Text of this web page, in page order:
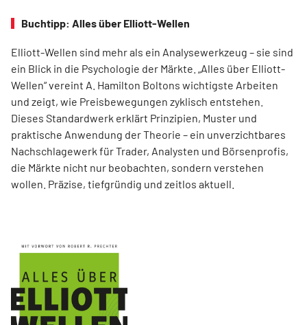
Buchtipp: Alles über Elliott-Wellen
Elliott-Wellen sind mehr als ein Analysewerkzeug – sie sind
ein Blick in die Psychologie der Märkte. „Alles über Elliott-
Wellen“ vereint A. Hamilton Boltons wichtigste Arbeiten
und zeigt, wie Preisbewegungen zyklisch entstehen.
Dieses Standardwerk erklärt Prinzipien, Muster und
praktische Anwendung der Theorie – ein unverzichtbares
Nachschlagewerk für Trader, Analysten und Börsenprofis,
die Märkte nicht nur beobachten, sondern verstehen
wollen. Präzise, tiefgründig und zeitlos aktuell.